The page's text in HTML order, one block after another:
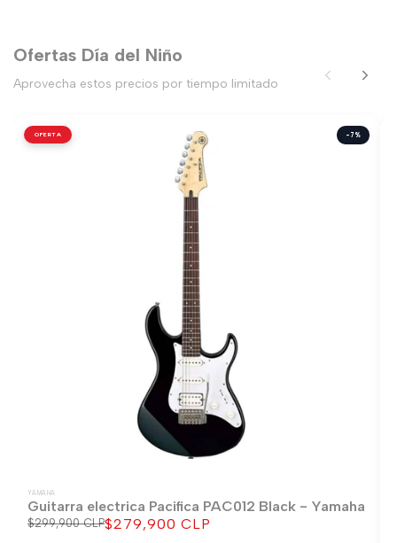
Ofertas Día del Niño
Aprovecha estos precios por tiempo limitado
OFERTA -7%
YAMAHA
Guitarra electrica Pacifica PAC012 Black - Yamaha
Precio
$299,900 CLPPrecio
$279,900 CLP